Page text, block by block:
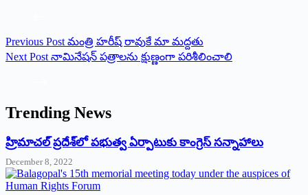
Previous Post మంత్రి హరీష్ రావుకే మా మద్దతు
Next Post నామినేషన్ పత్రాలను క్షుణ్ణంగా పరిశీలించాలి
Trending News
‌హ్రిమాచల్‌ ‌ప్రదేశ్‌లో పభుత్వ ఏర్పాటుకు కాంగ్రెస్‌ ‌సన్నాహాలు
December 8, 2022